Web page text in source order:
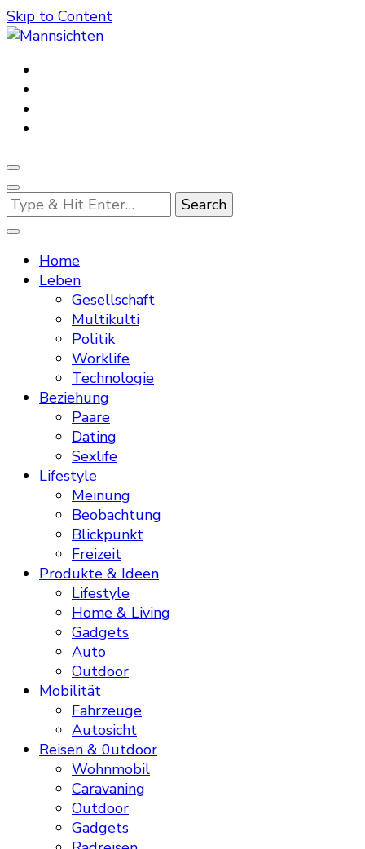
Skip to Content
Mannsichten
Was Männer wollen. Was Männer denken.
Looking
for
Something?
Home
Leben
Gesellschaft
Multikulti
Politik
Worklife
Technologie
Beziehung
Paare
Dating
Sexlife
Lifestyle
Meinung
Beobachtung
Blickpunkt
Freizeit
Produkte & Ideen
Lifestyle
Home & Living
Gadgets
Auto
Outdoor
Mobilität
Fahrzeuge
Autosicht
Reisen & 0utdoor
Wohnmobil
Caravaning
Outdoor
Gadgets